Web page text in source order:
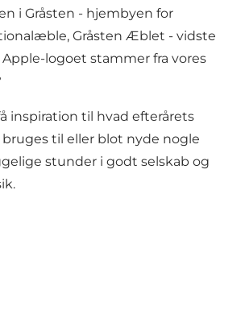
i Gråsten - hjembyen for
Gråsten Æblet - vidste
logoet stammer fra vores
inspiration til hvad efterårets
til eller blot nyde nogle
stunder i godt selskab og